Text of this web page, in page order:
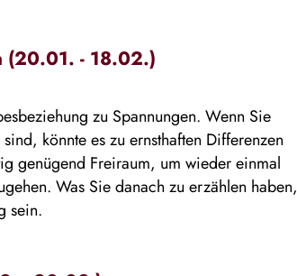
(20.01. - 18.02.)
zu Spannungen. Wenn Sie
könnte es zu ernsthaften Differenzen
genügend Freiraum, um wieder einmal
Was Sie danach zu erzählen haben,
sein.